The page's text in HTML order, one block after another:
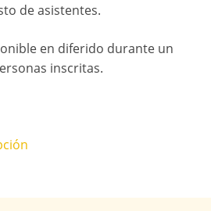
de asistentes.
en diferido durante un
inscritas.